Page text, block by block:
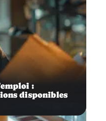
:
disponibles